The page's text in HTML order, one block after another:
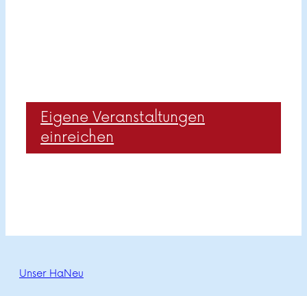
Eigene Veranstaltungen
einreichen
Unser HaNeu